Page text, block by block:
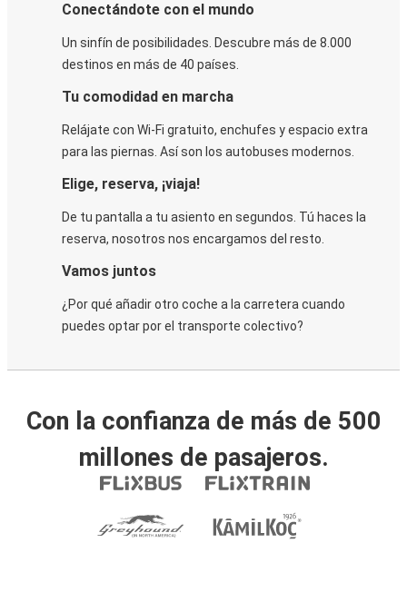
Conectándote con el mundo
Un sinfín de posibilidades. Descubre más de 8.000
destinos en más de 40 países.
Tu comodidad en marcha
Relájate con Wi-Fi gratuito, enchufes y espacio extra
para las piernas. Así son los autobuses modernos.
Elige, reserva, ¡viaja!
De tu pantalla a tu asiento en segundos. Tú haces la
reserva, nosotros nos encargamos del resto.
Vamos juntos
¿Por qué añadir otro coche a la carretera cuando
puedes optar por el transporte colectivo?
Con la confianza de más de 500
millones de pasajeros.